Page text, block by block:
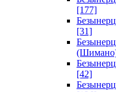
[177]
[31]
[42]